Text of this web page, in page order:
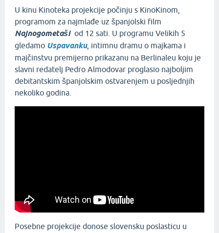
U kinu Kinoteka projekcije počinju s KinoKinom,
programom za najmlađe uz španjolski film
Najnogometaši od 12 sati. U programu Velikih 5
gledamo Uspavanku, intimnu dramu o majkama i
majčinstvu premijerno prikazanu na Berlinaleu koju je
slavni redatelj Pedro Almodovar proglasio najboljim
debitantskim španjolskim ostvarenjem u posljednjih
nekoliko godina.
Posebne projekcije donose slovensku poslasticu u